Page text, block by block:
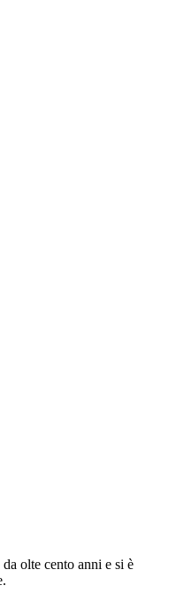
olte cento anni e si è